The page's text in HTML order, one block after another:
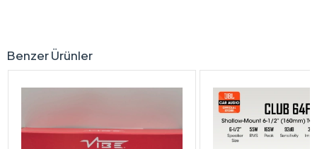
Benzer Ürünler